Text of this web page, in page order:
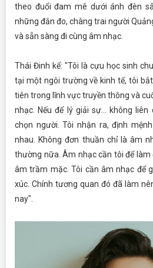
theo đuổi đam mê dưới ánh đèn
những đắn đo, chàng trai người
và sẵn sàng đi cùng âm nhạc.
Thái Đinh kể: "Tôi là cựu học sinh
tại một ngôi trường về kinh tế, tôi
tiên trong lĩnh vực truyền thông và
nhạc. Nếu để lý giải sự... không
chọn người. Tôi nhận ra, định
nhau. Không đơn thuần chỉ là âm
thường nữa. Âm nhạc cần tôi để
âm trầm mặc. Tôi cần âm nhạc để
xúc. Chính tương quan đó đã làm
nay".